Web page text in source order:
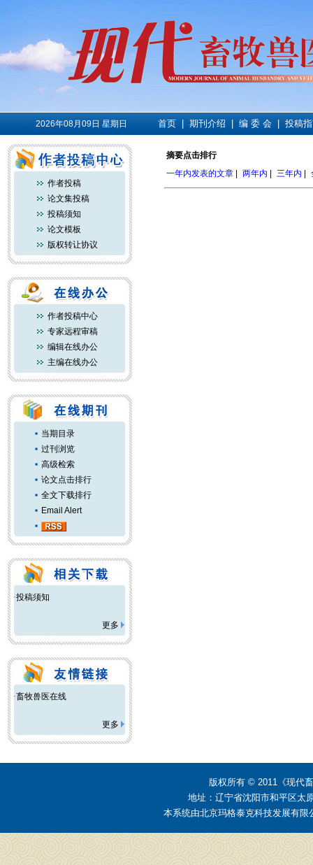
2026年08月09日 星期日 首页 期刊介绍 编 委 会 投稿
作者投稿
论文集投稿
投稿须知
论文模板
版权转让协议
作者投稿中心
专家远程审稿
编辑在线办公
主编在线办公
当期目录
过刊浏览
高级检索
论文点击排行
全文下载排行
Email Alert
·投稿须知
更多
·畜牧兽医在线
更多
摘要点击排行
一年内发表的文章
两年内 三年内
版权所有 © 2011《现代
地址：辽宁省沈阳市和平区
本系统由北京玛格泰克科技发展有限